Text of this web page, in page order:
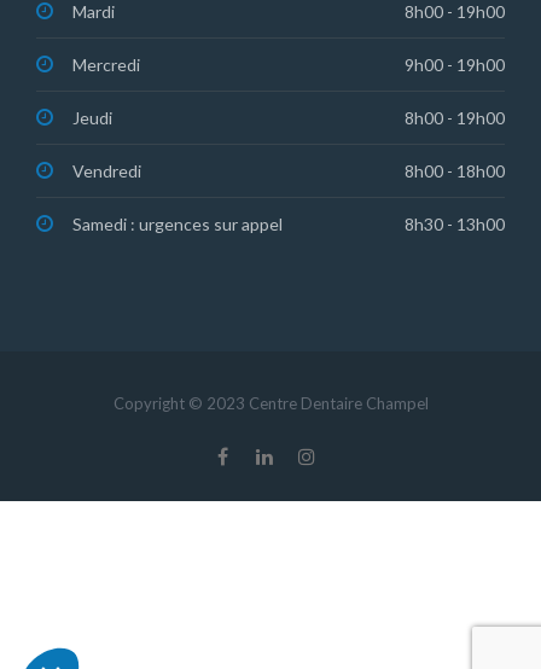
Mardi 8h00 - 19h00
Mercredi 9h00 - 19h00
Jeudi 8h00 - 19h00
Vendredi 8h00 - 18h00
Samedi : urgences sur appel 8h30 - 13h00
Copyright © 2023 Centre Dentaire Champel